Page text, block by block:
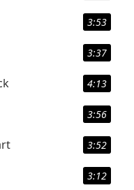
3:53
3:37
4:13
3:56
3:52
3:12